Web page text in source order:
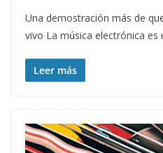
Una demostración más de
vivo La música electrónica
Leer más